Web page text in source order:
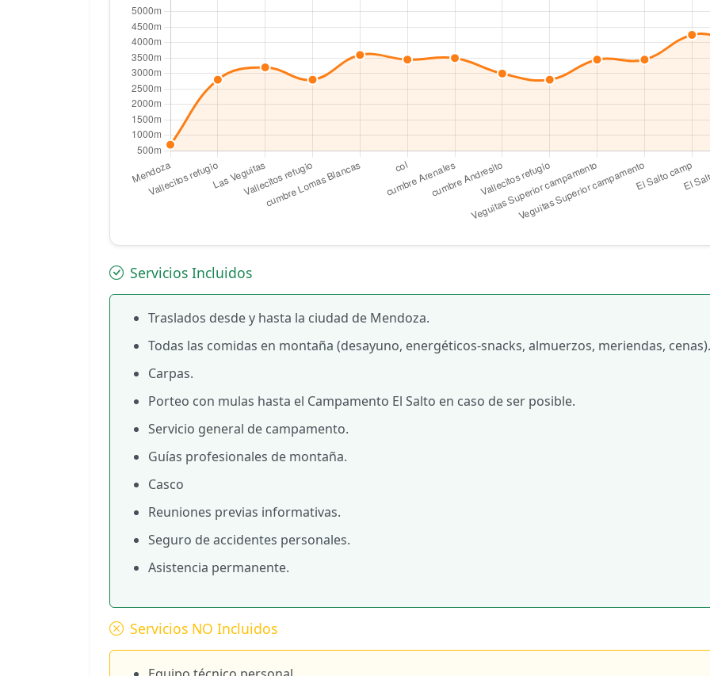
Servicios Incluidos
Traslados desde y hasta la ciudad de Mendoza.
Todas las comidas en montaña (desayuno, energéticos-snacks, almuerzos, meriendas, cenas).
Carpas.
Porteo con mulas hasta el Campamento El Salto en caso de ser posible.
Servicio general de campamento.
Guías profesionales de montaña.
Casco
Reuniones previas informativas.
Seguro de accidentes personales.
Asistencia permanente.
Servicios NO Incluidos